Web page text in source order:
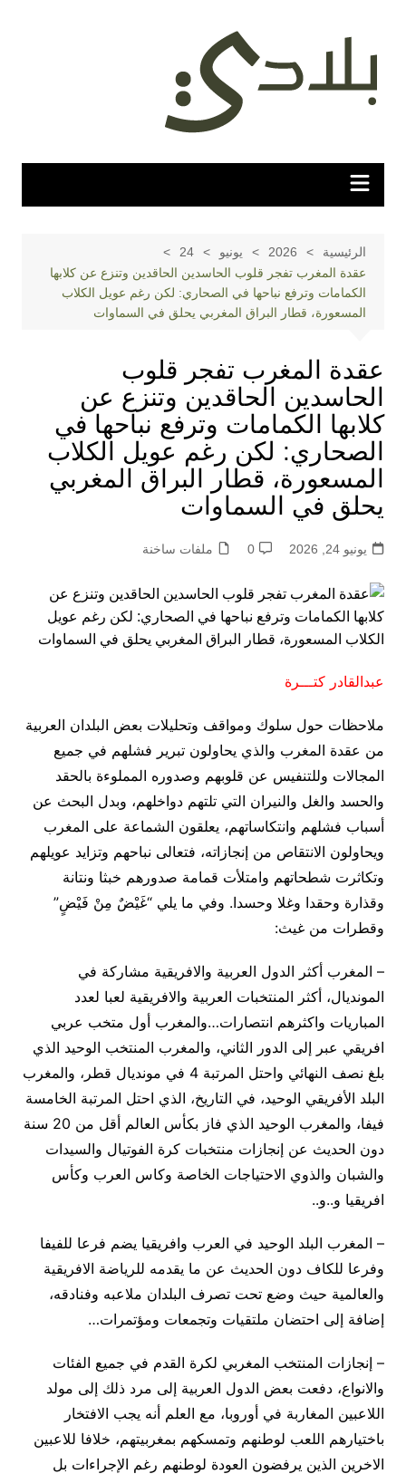
المحتوى
الرئيسية 2026 يونيو
24
عقدة المغرب تفجر قلوب الحاسدين الحاقدين وتنزع عن كلابها
الكمامات وترفع نباحها في الصحاري: لكن رغم عويل الكلاب
المسعورة، قطار البراق المغربي يحلق في السماوات
عقدة المغرب تفجر قلوب
الحاسدين الحاقدين وتنزع عن
كلابها الكمامات وترفع نباحها في
الصحاري: لكن رغم عويل الكلاب
المسعورة، قطار البراق المغربي
يحلق في السماوات
يونيو 24, 2026 0 ملفات ساخنة
عبدالقادر كتـــرة
ملاحظات حول سلوك ومواقف وتحليلات بعض البلدان العربية
من عقدة المغرب والذي يحاولون تبرير فشلهم في جميع
المجالات وللتنفيس عن قلوبهم وصدوره المملوءة بالحقد
والحسد والغل والنيران التي تلتهم دواخلهم، وبدل البحث عن
أسباب فشلهم وانتكاساتهم، يعلقون الشماعة على المغرب
ويحاولون الانتقاص من إنجازاته، فتعالى نباحهم وتزايد عويلهم
وتكاثرت شطحاتهم وامتلأت قمامة صدورهم خبثا ونتانة
وقذارة وحقدا وغلا وحسدا. وفي ما يلي “غَيْضٌ مِنْ فَيْضٍ”
وقطرات من غيث:
– المغرب أكثر الدول العربية والافريقية مشاركة في
المونديال، أكثر المنتخبات العربية والافريقية لعبا لعدد
المباريات واكثرهم انتصارات…والمغرب أول متخب عربي
افريقي عبر إلى الدور الثاني، والمغرب المنتخب الوحيد الذي
بلغ نصف النهائي واحتل المرتبة 4 في مونديال قطر، والمغرب
البلد الأفريقي الوحيد، في التاريخ، الذي احتل المرتبة الخامسة
فيفا، والمغرب الوحيد الذي فاز بكأس العالم أقل من 20 سنة
دون الحديث عن إنجازات منتخبات كرة الفوتيال والسيدات
والشبان والذوي الاحتياجات الخاصة وكاس العرب وكأس
افريقيا و..و..
– المغرب البلد الوحيد في العرب وافريقيا يضم فرعا للفيفا
وفرعا للكاف دون الحديث عن ما يقدمه للرياضة الافريقية
والعالمية حيث وضع تحت تصرف البلدان ملاعبه وفنادقه،
إضافة إلى احتضان ملتقيات وتجمعات ومؤتمرات…
– إنجازات المنتخب المغربي لكرة القدم في جميع الفئات
والانواع، دفعت بعض الدول العربية إلى مرد ذلك إلى مولد
اللاعبين المغاربة في أوروبا، مع العلم أنه يجب الافتخار
باختيارهم اللعب لوطنهم وتمسكهم بمغربيتهم، خلافا للاعبين
الاخرين الذين يرفضون العودة لوطنهم رغم الإجراءات بل